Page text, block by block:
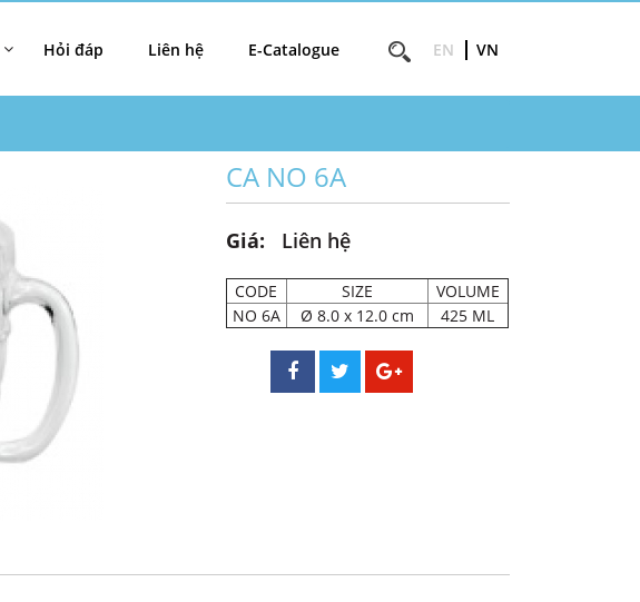
Hỏi đáp Liên hệ E-Catalogue EN VN
CA NO 6A
Giá: Liên hệ
CODE SIZE
VOLUME
NO 6A
Ø 8.0 x 12.0 cm 425 ML